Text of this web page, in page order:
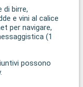
di birre,
e vini al calice
per navigare,
(1
possono